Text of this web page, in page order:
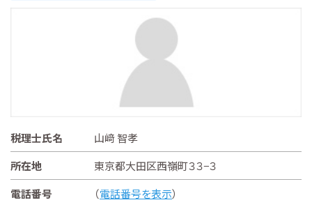
税理士氏名
山﨑 智孝
所在地
東京都大田区西嶺町３３−３
電話番号
（電話番号を表示）